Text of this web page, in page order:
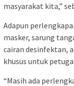
masyarakat kita,”
Adapun
masker, sarung
cairan desinfektan,
khusus untuk
“Masih ada